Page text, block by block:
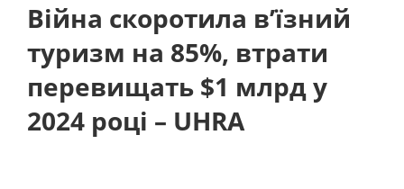
Війна скоротила в’їзний
туризм на 85%, втрати
перевищать $1 млрд у
2024 році – UHRA